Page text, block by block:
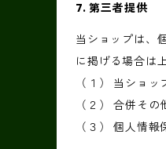
7. 第三者提供
当ショップは、
に掲げる場合は
（１） 当ショ
（２） 合併そ
（３） 個人情